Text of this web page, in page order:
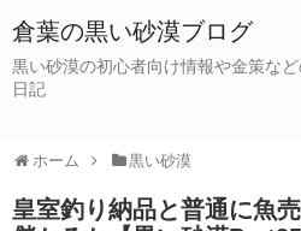
倉葉の黒い砂漠ブログ
黒い砂漠の初心者向け情報や金策な
日記
ホーム 黒い砂漠
皇室釣り納品と普通に魚